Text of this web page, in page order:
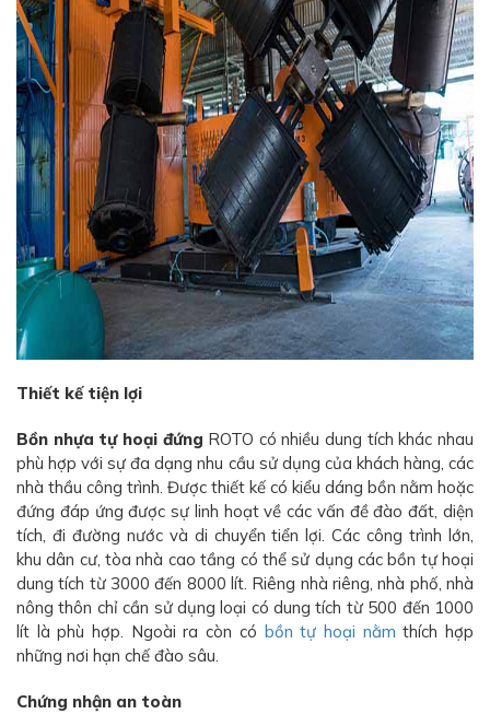
Thiết kế tiện lợi
Bồn nhựa tự hoại đứng ROTO có nhiều dung tích khác nhau
phù hợp với sự đa dạng nhu cầu sử dụng của khách hàng, các
nhà thầu công trình. Được thiết kế có kiểu dáng bồn nằm hoặc
đứng đáp ứng được sự linh hoạt về các vấn đề đào đất, diện
tích, đi đường nước và di chuyển tiển lợi. Các công trình lớn,
khu dân cư, tòa nhà cao tầng có thể sử dụng các bồn tự hoại
dung tích từ 3000 đến 8000 lít. Riêng nhà riêng, nhà phố, nhà
nông thôn chỉ cần sử dụng loại có dung tích từ 500 đến 1000
lít là phù hợp. Ngoài ra còn có bồn tự hoại nằm thích hợp
những nơi hạn chế đào sâu.
Chứng nhận an toàn